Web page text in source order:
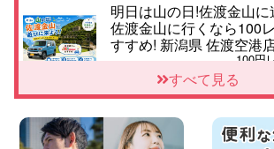
明日は山の日!佐渡金山
佐渡金山に行くなら100
すすめ! 新潟県 佐渡空港
100円
8月 お盆休みのお知らせ
100円レン
すべて見る